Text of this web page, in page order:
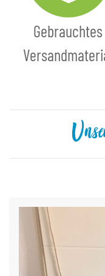
Gebrauchtes